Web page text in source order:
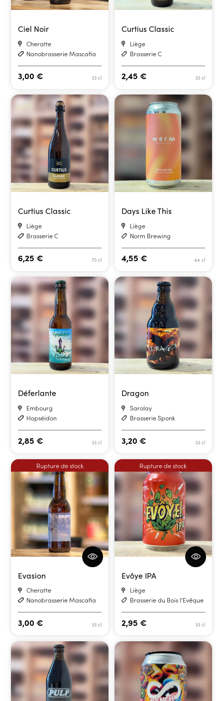
Ciel Noir
Cheratte
Nanobrasserie Mascafia
33 cl
3,00€
Curtius Classic
Liège
Brasserie C
33 cl
2,45 €
Curtius Classic
Liège
Brasserie C
75 cl
6,25€
Days Like This
Liège
Norm Brewing
44 cl
4,55 €
Déferlante
Embourg
Hopséidon
33 cl
2,85€
Dragon
Sarolay
Brasserie Sponk
33 cl
3,20 €
Rupture de stock
Evasion
Cheratte
Nanobrasserie Mascafia
33 cl
3,00€
Rupture de stock
Evôye IPA
Liège
Brasserie du Bois l'Evêque
33 cl
2,95 €